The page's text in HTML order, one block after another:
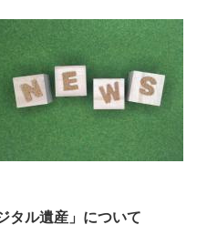
タル遺産」について